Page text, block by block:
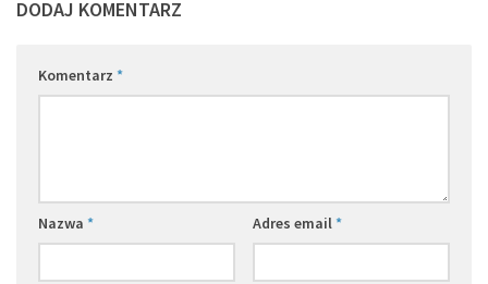
DODAJ KOMENTARZ
Komentarz *
Nazwa * Adres email*